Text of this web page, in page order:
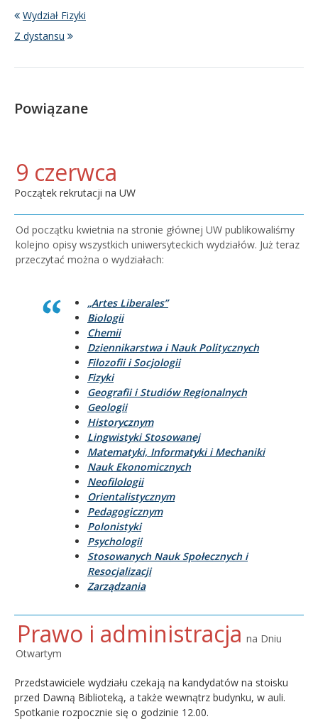
Wydział Fizyki
Z dystansu
Powiązane
9 czerwca
Początek rekrutacji na UW
Od początku kwietnia na stronie głównej UW publikowaliśmy
kolejno opisy wszystkich uniwersyteckich wydziałów. Już teraz
przeczytać można o wydziałach:
„Artes Liberales”
Biologii
Chemii
Dziennikarstwa i Nauk Politycznych
Filozofii i Socjologii
Fizyki
Geografii i Studiów Regionalnych
Geologii
Historycznym
Lingwistyki Stosowanej
Matematyki, Informatyki i Mechaniki
Nauk Ekonomicznych
Neofilologii
Orientalistycznym
Pedagogicznym
Polonistyki
Psychologii
Stosowanych Nauk Społecznych i
Resocjalizacji
Zarządzania
Prawo i administracja na Dniu
Otwartym
Przedstawiciele wydziału czekają na kandydatów na stoisku
przed Dawną Biblioteką, a także wewnątrz budynku, w auli.
Spotkanie rozpocznie się o godzinie 12.00.